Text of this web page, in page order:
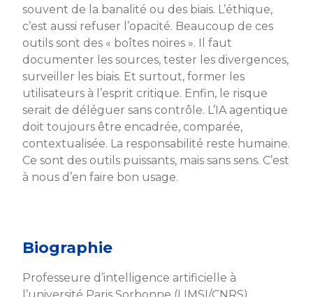
souvent de la banalité ou des biais. L’éthique,
c’est aussi refuser l’opacité. Beaucoup de ces
outils sont des « boîtes noires ». Il faut
documenter les sources, tester les divergences,
surveiller les biais. Et surtout, former les
utilisateurs à l’esprit critique. Enfin, le risque
serait de déléguer sans contrôle. L’IA agentique
doit toujours être encadrée, comparée,
contextualisée. La responsabilité reste humaine.
Ce sont des outils puissants, mais sans sens. C’est
à nous d’en faire bon usage.
Biographie
Professeure d’intelligence artificielle à